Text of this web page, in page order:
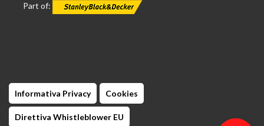
Part of:
Informativa Privacy Cookies
Direttiva Whistleblower EU